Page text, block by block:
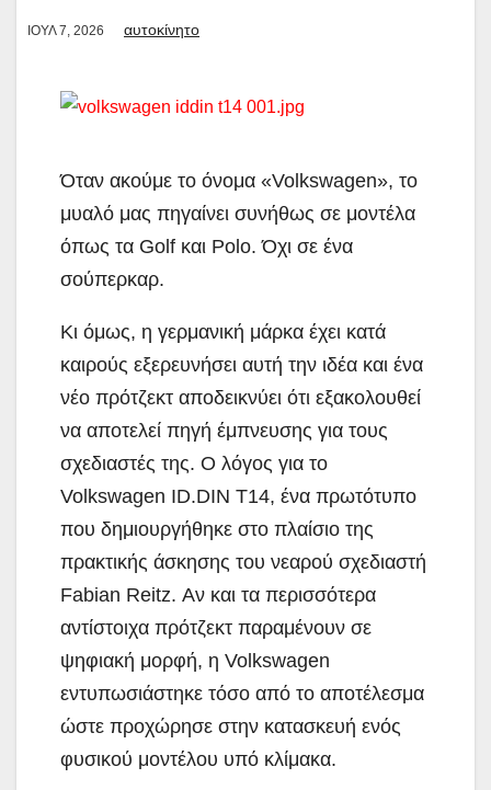
ΙΟΎΛ 7, 2026 αυτοκίνητο
Όταν ακούμε το όνομα «Volkswagen», το
μυαλό μας πηγαίνει συνήθως σε μοντέλα
όπως τα Golf και Polo. Όχι σε ένα
σούπερκαρ.
Κι όμως, η γερμανική μάρκα έχει κατά
καιρούς εξερευνήσει αυτή την ιδέα και ένα
νέο πρότζεκτ αποδεικνύει ότι εξακολουθεί
να αποτελεί πηγή έμπνευσης για τους
σχεδιαστές της. Ο λόγος για το
Volkswagen ID.DIN T14, ένα πρωτότυπο
που δημιουργήθηκε στο πλαίσιο της
πρακτικής άσκησης του νεαρού σχεδιαστή
Fabian Reitz. Αν και τα περισσότερα
αντίστοιχα πρότζεκτ παραμένουν σε
ψηφιακή μορφή, η Volkswagen
εντυπωσιάστηκε τόσο από το αποτέλεσμα
ώστε προχώρησε στην κατασκευή ενός
φυσικού μοντέλου υπό κλίμακα.